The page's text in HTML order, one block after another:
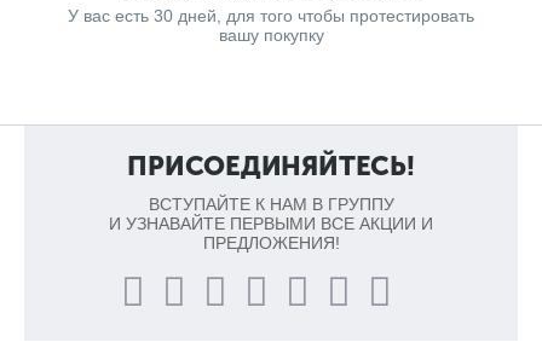
У вас есть 30 дней, для того чтобы протестировать
вашу покупку
ПРИСОЕДИНЯЙТЕСЬ!
ВСТУПАЙТЕ К НАМ В ГРУППУ
И УЗНАВАЙТЕ ПЕРВЫМИ ВСЕ АКЦИИ И
ПРЕДЛОЖЕНИЯ!